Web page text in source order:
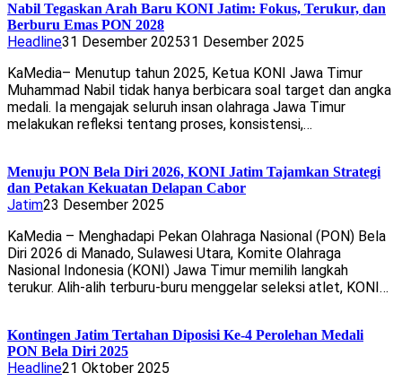
Nabil Tegaskan Arah Baru KONI Jatim: Fokus, Terukur, dan
Berburu Emas PON 2028
Headline31 Desember 202531 Desember 2025
KaMedia– Menutup tahun 2025, Ketua KONI Jawa Timur
Muhammad Nabil tidak hanya berbicara soal target dan angka
medali. Ia mengajak seluruh insan olahraga Jawa Timur
melakukan refleksi tentang proses, konsistensi,…
Menuju PON Bela Diri 2026, KONI Jatim Tajamkan Strategi
dan Petakan Kekuatan Delapan Cabor
Jatim23 Desember 2025
KaMedia – Menghadapi Pekan Olahraga Nasional (PON) Bela
Diri 2026 di Manado, Sulawesi Utara, Komite Olahraga
Nasional Indonesia (KONI) Jawa Timur memilih langkah
terukur. Alih-alih terburu-buru menggelar seleksi atlet, KONI…
Kontingen Jatim Tertahan Diposisi Ke-4 Perolehan Medali
PON Bela Diri 2025
Headline21 Oktober 2025